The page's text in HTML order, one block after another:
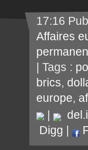
17:16
Affaires
| Tags :
brics,
europe,
Digg